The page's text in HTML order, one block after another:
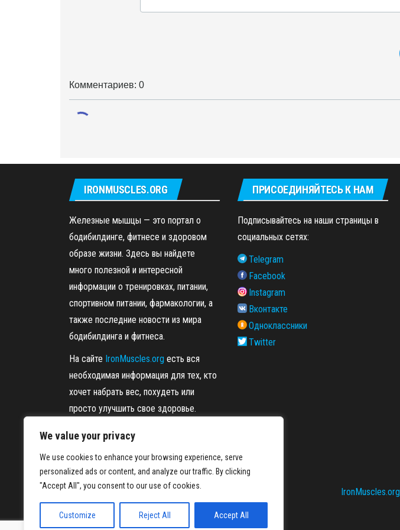
We value your privacy
We use cookies to enhance your browsing experience, serve
personalized ads or content, and analyze our traffic. By clicking
"Accept All", you consent to our use of cookies.
Customize Reject All Accept All
Комментариев: 0
IRONMUSCLES.ORG
Железные мышцы — это портал о
бодибилдинге, фитнесе и здоровом
образе жизни. Здесь вы найдете
много полезной и интересной
информации о тренировках, питании,
спортивном питании, фармакологии, а
также последние новости из мира
бодибилдинга и фитнеса.
На сайте IronMuscles.org есть вся
необходимая информация для тех, кто
хочет набрать вес, похудеть или
просто улучшить свое здоровье.
ПРИСОЕДИНЯЙТЕСЬ К НАМ
Подписывайтесь на наши страницы в
социальных сетях:
Telegram
Facebook
Instagram
Вконтакте
Одноклассники
Twitter
IronMuscles.org